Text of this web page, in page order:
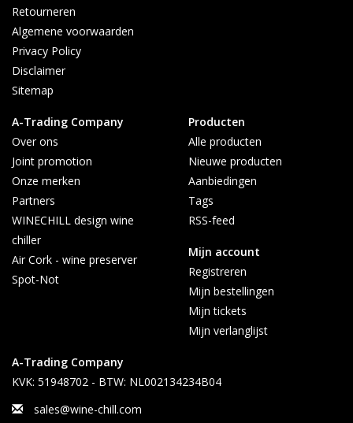
Retourneren
Algemene voorwaarden
Privacy Policy
Disclaimer
Sitemap
A-Trading Company
Over ons
Joint promotion
Onze merken
Partners
WINECHILL design wine
chiller
Air Cork - wine preserver
Spot-Not
Producten
Alle producten
Nieuwe producten
Aanbiedingen
Tags
RSS-feed
Mijn account
Registreren
Mijn bestellingen
Mijn tickets
Mijn verlanglijst
A-Trading Company
KVK: 51948702 - BTW: NL002134234B04
sales@wine-chill.com